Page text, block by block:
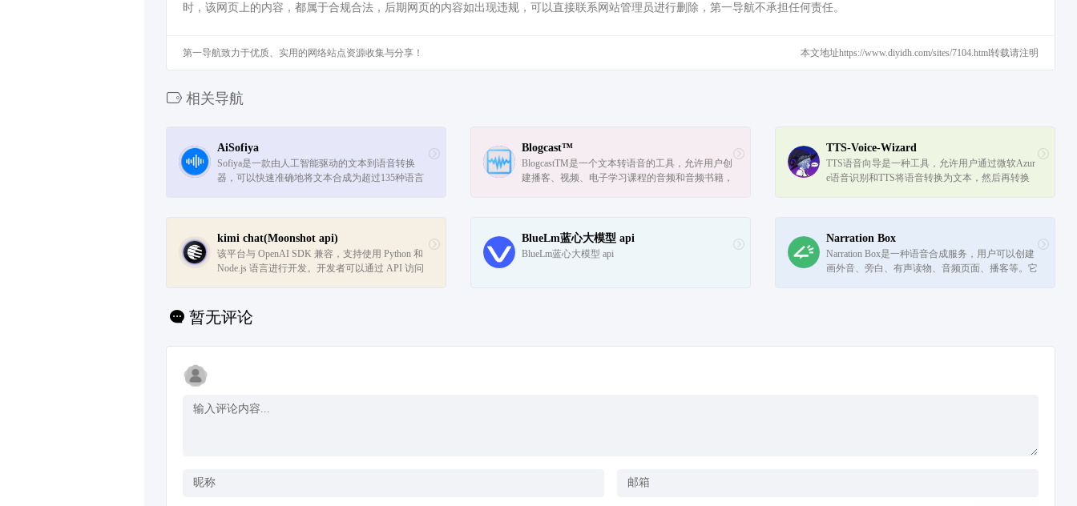
时，该网页上的内容，都属于合规合法，后期网页的内容如出现违规，可以直接联系网站管理员进行删除，第一导航不承担任何责任。
第一导航致力于优质、实用的网络站点资源收集与分享！ 本文地址https://www.diyidh.com/sites/7104.html转载请注明
相关导航
AiSofiya
Sofiya是一款由人工智能驱动的文本到语音转换
器，可以快速准确地将文本合成为超过135种语言
Blogcast™
BlogcastTM是一个文本转语音的工具，允许用户创
建播客、视频、电子学习课程的音频和音频书籍，
TTS-Voice-Wizard
TTS语音向导是一种工具，允许用户通过微软Azur
e语音识别和TTS将语音转换为文本，然后再转换
kimi chat(Moonshot api)
该平台与 OpenAI SDK 兼容，支持使用 Python 和
Node.js 语言进行开发。开发者可以通过 API 访问
BlueLm蓝心大模型 api
BlueLm蓝心大模型 api
Narration Box
Narration Box是一种语音合成服务，用户可以创建
画外音、旁白、有声读物、音频页面、播客等。它
暂无评论